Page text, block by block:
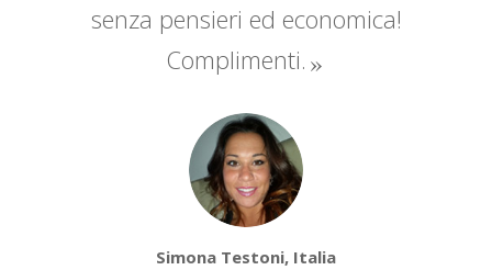
senza pensieri ed economica!
Complimenti.
Simona Testoni, Italia